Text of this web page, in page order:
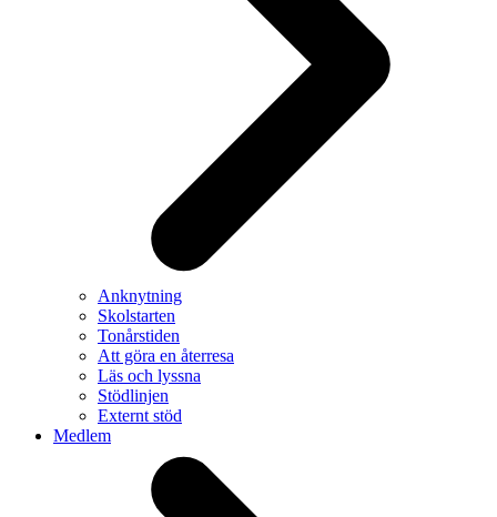
Anknytning
Skolstarten
Tonårstiden
Att göra en återresa
Läs och lyssna
Stödlinjen
Externt stöd
Medlem